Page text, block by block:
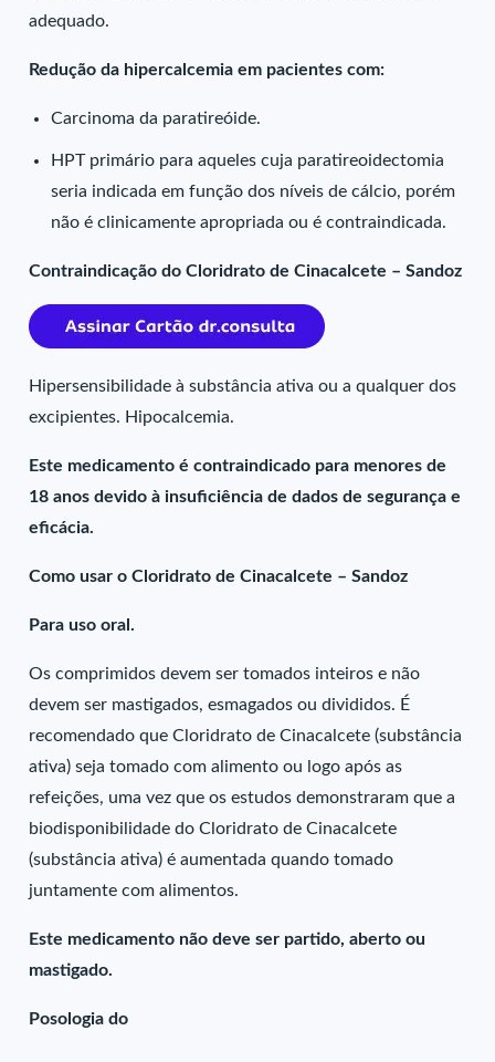
adequado.
Redução da hipercalcemia em pacientes com:
Carcinoma da paratireóide.
HPT primário para aqueles cuja paratireoidectomia
seria indicada em função dos níveis de cálcio, porém
não é clinicamente apropriada ou é contraindicada.
Contraindicação do Cloridrato de Cinacalcete – Sandoz
Hipersensibilidade à substância ativa ou a qualquer dos
excipientes. Hipocalcemia.
Este medicamento é contraindicado para menores de
18 anos devido à insuficiência de dados de segurança e
eficácia.
Como usar o Cloridrato de Cinacalcete – Sandoz
Para uso oral.
Os comprimidos devem ser tomados inteiros e não
devem ser mastigados, esmagados ou divididos. É
recomendado que Cloridrato de Cinacalcete (substância
ativa) seja tomado com alimento ou logo após as
refeições, uma vez que os estudos demonstraram que a
biodisponibilidade do Cloridrato de Cinacalcete
(substância ativa) é aumentada quando tomado
juntamente com alimentos.
Este medicamento não deve ser partido, aberto ou
mastigado.
Posologia do